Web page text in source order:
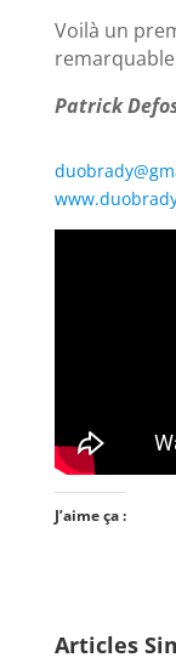
Voilà un
Patrick
J’aime ça :
Articles